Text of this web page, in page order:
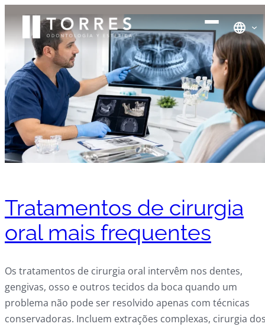
Tratamentos de cirurgia
oral mais frequentes
Os tratamentos de cirurgia oral intervêm nos dentes,
gengivas, osso e outros tecidos da boca quando um
problema não pode ser resolvido apenas com técnicas
conservadoras. Incluem extrações complexas, cirurgia